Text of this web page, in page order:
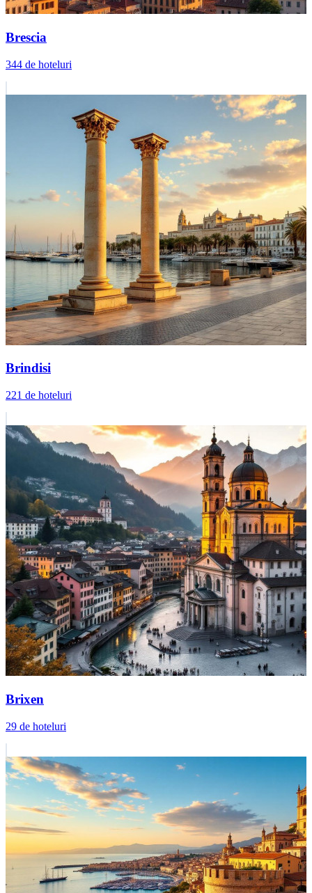
Brescia
344 de hoteluri
Brindisi
221 de hoteluri
Brixen
29 de hoteluri